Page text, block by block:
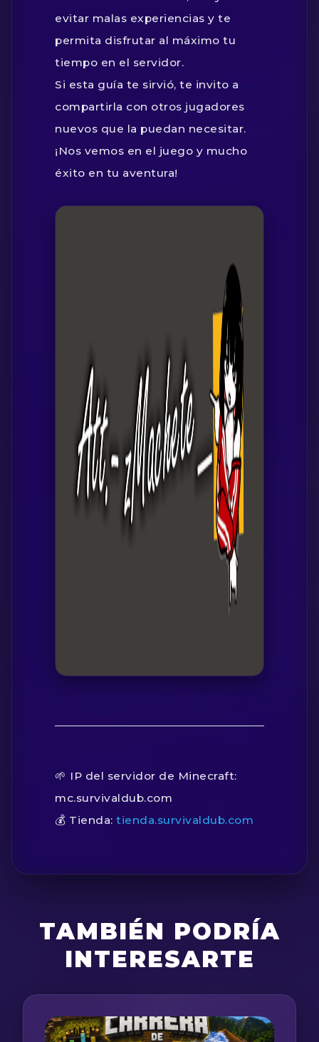
evitar malas experiencias y te
permita disfrutar al máximo tu
tiempo en el servidor.
Si esta guía te sirvió, te invito a
compartirla con otros jugadores
nuevos que la puedan necesitar.
¡Nos vemos en el juego y mucho
éxito en tu aventura!
🌱 IP del servidor de Minecraft:
mc.survivaldub.com
💰 Tienda: tienda.survivaldub.com
TAMBIÉN PODRÍA
INTERESARTE